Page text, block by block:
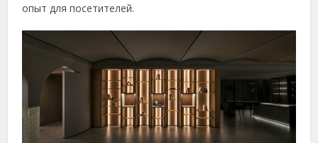
опыт для посетителей.